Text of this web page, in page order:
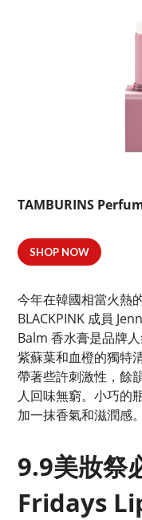
TAMBURINS
SHOP NOW
今年在韓國相當火熱
BLACKPINK 成員
Balm 香水膏是品牌
紫蘇葉和血橙的獨特
帶著些許刺激性，餘
人回味無窮。小巧的
加一抹香氣和滋潤感。
9.9美妝祭
Fridays